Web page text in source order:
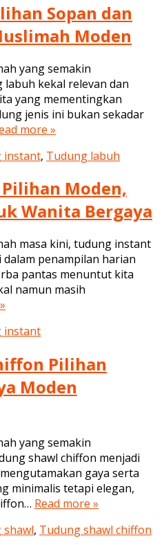
Sopan dan
Moden
yang semakin
kekal relevan dan
yang mementingkan
jenis ini bukan sekadar
more »
instant, Tudung labuh
Moden,
Wanita Bergaya
masa kini, tudung instant
penampilan harian
pantas menuntut kita
namun masih
instant
Pilihan
Moden
yang semakin
shawl chiffon menjadi
gaya serta
minimalis tetapi elegan,
Read more »
shawl, Tudung shawl chiffon